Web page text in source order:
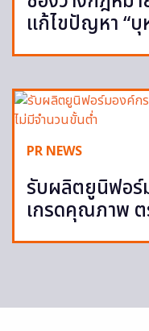
แก้ไขปัญหา “บุ
PR NEWS
รับผลิตยูนิฟอร์
เกรดคุณภาพ